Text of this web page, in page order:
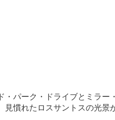
・パーク・ドライブとミラ
見慣れたロスサントスの光景